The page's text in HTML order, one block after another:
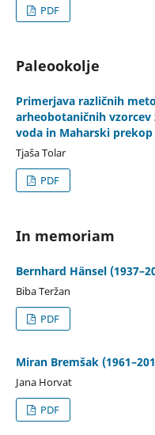
PDF
Paleookolje
Primerjava različnih
arheobotaničnih
voda in Maharski
Tjaša Tolar
PDF
In memoriam
Bernhard Hänsel
Biba Teržan
PDF
Miran Bremšak
Jana Horvat
PDF